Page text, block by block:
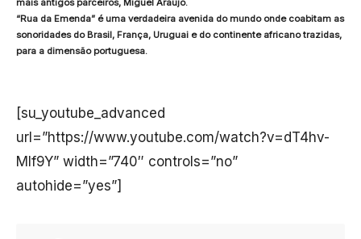
mais antigos parceiros, Miguel Araújo.
“Rua da Emenda” é uma verdadeira avenida do mundo onde coabitam as
sonoridades do Brasil, França, Uruguai e do continente africano trazidas,
para a dimensão portuguesa.
[su_youtube_advanced
url=”https://www.youtube.com/watch?v=dT4hv-
MIf9Y” width=”740″ controls=”no”
autohide=”yes”]